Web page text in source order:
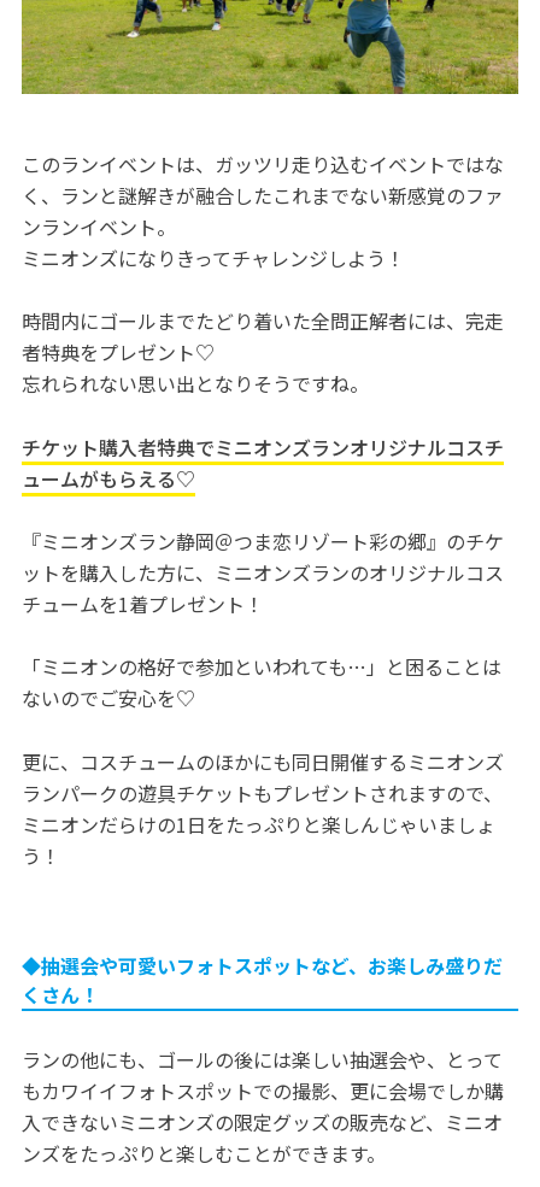
このランイベントは、ガッツリ走り込むイベントではな
く、ランと謎解きが融合したこれまでない新感覚のファ
ンランイベント。
ミニオンズになりきってチャレンジしよう！
時間内にゴールまでたどり着いた全問正解者には、完走
者特典をプレゼント♡
忘れられない思い出となりそうですね。
チケット購入者特典でミニオンズランオリジナルコスチ
ュームがもらえる♡
『ミニオンズラン静岡＠つま恋リゾート彩の郷』のチケ
ットを購入した方に、ミニオンズランのオリジナルコス
チュームを1着プレゼント！
「ミニオンの格好で参加といわれても…」と困ることは
ないのでご安心を♡
更に、コスチュームのほかにも同日開催するミニオンズ
ランパークの遊具チケットもプレゼントされますので、
ミニオンだらけの1日をたっぷりと楽しんじゃいましょ
う！
◆抽選会や可愛いフォトスポットなど、お楽しみ盛りだ
くさん！
ランの他にも、ゴールの後には楽しい抽選会や、とって
もカワイイフォトスポットでの撮影、更に会場でしか購
入できないミニオンズの限定グッズの販売など、ミニオ
ンズをたっぷりと楽しむことができます。